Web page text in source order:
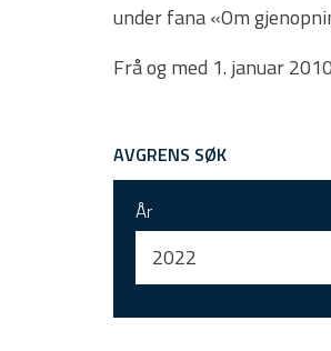
under fana «Om
Frå og med 1. januar
AVGRENS SØK
År
2022